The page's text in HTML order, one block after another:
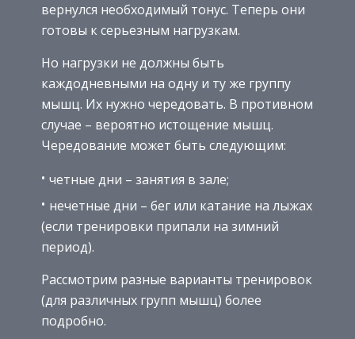
вернулся необходимый тонус. Теперь они
готовы к серьезным нагрузкам.
Но нагрузки не должны быть
каждодневными на одну и ту же группу
мышц. Их нужно чередовать. В противном
случае – вероятно истощение мышц.
Чередование может быть следующим:
четные дни – занятия в зале;
нечетные дни – бег или катание на лыжах
(если тренировки припали на зимний
период).
Рассмотрим разные варианты тренировок
(для различных групп мышц) более
подробно.